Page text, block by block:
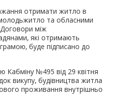
отримати житло в
та обласними
Договори між
які отримають
буде підписано до
Кабміну №495 від 29 квітня
викупу, будівництва житла
проживання внутрішньо